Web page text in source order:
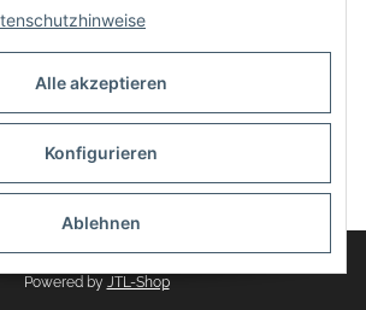
USt., zzgl.Versand
Powered by JTL-Shop
Alle akzeptieren
Konfigurieren
Ablehnen